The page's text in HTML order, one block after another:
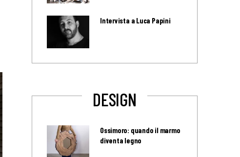
Intervista a Luca Papini
DESIGN
Ossimoro: quando il marmo
diventa legno